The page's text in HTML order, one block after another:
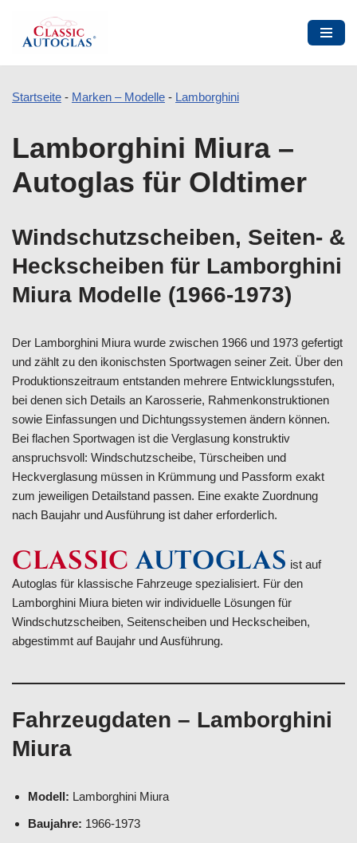
Inhalt
Startseite - Marken – Modelle - Lamborghini
Lamborghini Miura –
Autoglas für Oldtimer
Windschutzscheiben, Seiten- &
Heckscheiben für Lamborghini
Miura Modelle (1966-1973)
Der Lamborghini Miura wurde zwischen 1966 und 1973 gefertigt
und zählt zu den ikonischsten Sportwagen seiner Zeit. Über den
Produktionszeitraum entstanden mehrere Entwicklungsstufen,
bei denen sich Details an Karosserie, Rahmenkonstruktionen
sowie Einfassungen und Dichtungssystemen ändern können.
Bei flachen Sportwagen ist die Verglasung konstruktiv
anspruchsvoll: Windschutzscheibe, Türscheiben und
Heckverglasung müssen in Krümmung und Passform exakt
zum jeweiligen Detailstand passen. Eine exakte Zuordnung
nach Baujahr und Ausführung ist daher erforderlich.
CLASSIC AUTOGLAS ist auf
Autoglas für klassische Fahrzeuge spezialisiert. Für den
Lamborghini Miura bieten wir individuelle Lösungen für
Windschutzscheiben, Seitenscheiben und Heckscheiben,
abgestimmt auf Baujahr und Ausführung.
Fahrzeugdaten – Lamborghini
Miura
Modell: Lamborghini Miura
Baujahre: 1966-1973